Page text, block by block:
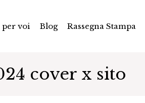
per voi Blog Rassegna Stampa
cover x sito